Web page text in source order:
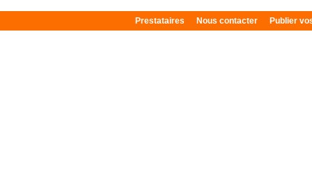
Prestataires Nous contacter Publier